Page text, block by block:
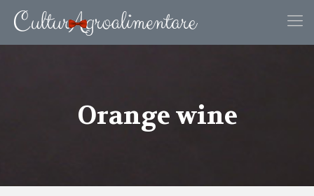
Orange wine